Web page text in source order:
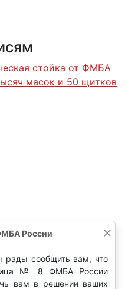
стойка от ФМБА
масок и 50 щитков
России
рады сообщить вам, что
№ 8 ФМБА России
вам в решении ваших